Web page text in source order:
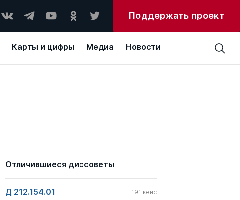
Поддержать проект
Карты и цифры Медиа Новости
Отличившиеся диссоветы
Д 212.154.01 191 кейс